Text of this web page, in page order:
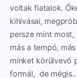
voltak fiatalok.
kihívásai,
persze mint
más a tempó,
minket körülvevő
formál, de